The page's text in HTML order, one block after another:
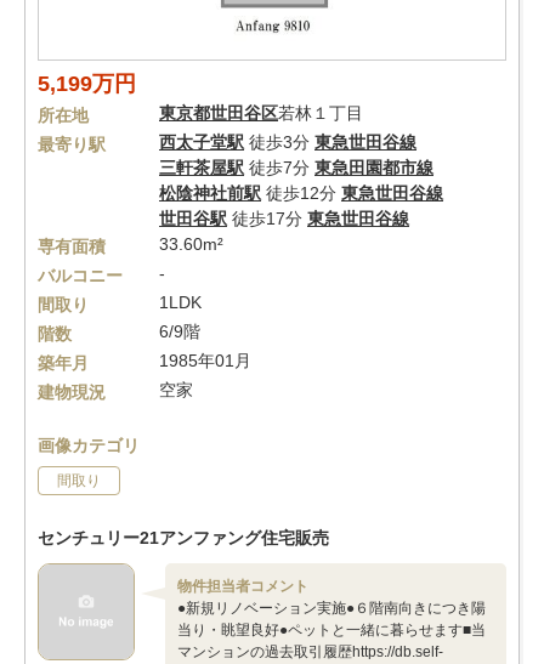
5,199万円
所在地 東京都世田谷区若林１丁目
最寄り駅
西太子堂駅 徒歩3分 東急世田谷線
三軒茶屋駅 徒歩7分 東急田園都市線
松陰神社前駅 徒歩12分 東急世田谷線
世田谷駅 徒歩17分 東急世田谷線
専有面積
33.60m²
バルコニー
-
間取り
1LDK
階数
6/9階
築年月
1985年01月
建物現況
空家
画像カテゴリ
間取り
センチュリー21アンファング住宅販売
物件担当者コメント
●新規リノベーション実施●６階南向きにつき陽
当り・眺望良好●ペットと一緒に暮らせます■当
マンションの過去取引履歴https://db.self-